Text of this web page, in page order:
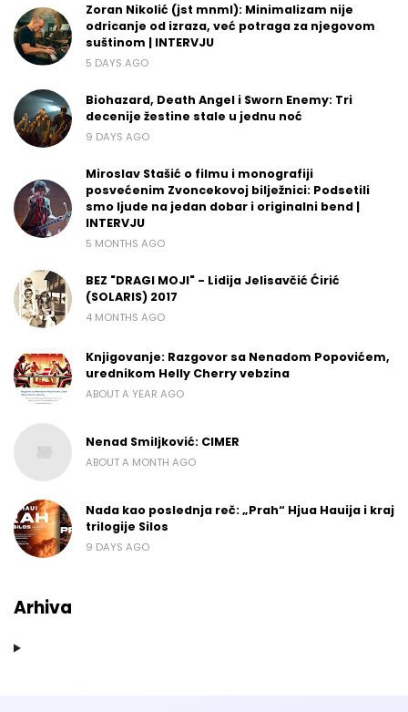
Zoran Nikolić (jst mnml): Minimalizam nije
odricanje od izraza, već potraga za njegovom
suštinom | INTERVJU
5 DAYS AGO
Biohazard, Death Angel i Sworn Enemy: Tri
decenije žestine stale u jednu noć
9 DAYS AGO
Miroslav Stašić o filmu i monografiji
posvećenim Zvoncekovoj bilježnici: Podsetili
smo ljude na jedan dobar i originalni bend |
INTERVJU
5 MONTHS AGO
BEZ "DRAGI MOJI" - Lidija Jelisavčić Ćirić
(SOLARIS) 2017
4 MONTHS AGO
Knjigovanje: Razgovor sa Nenadom Popovićem,
urednikom Helly Cherry vebzina
ABOUT A YEAR AGO
Nenad Smiljković: CIMER
ABOUT A MONTH AGO
Nada kao poslednja reč: „Prah“ Hjua Hauija i kraj
trilogije Silos
9 DAYS AGO
Arhiva